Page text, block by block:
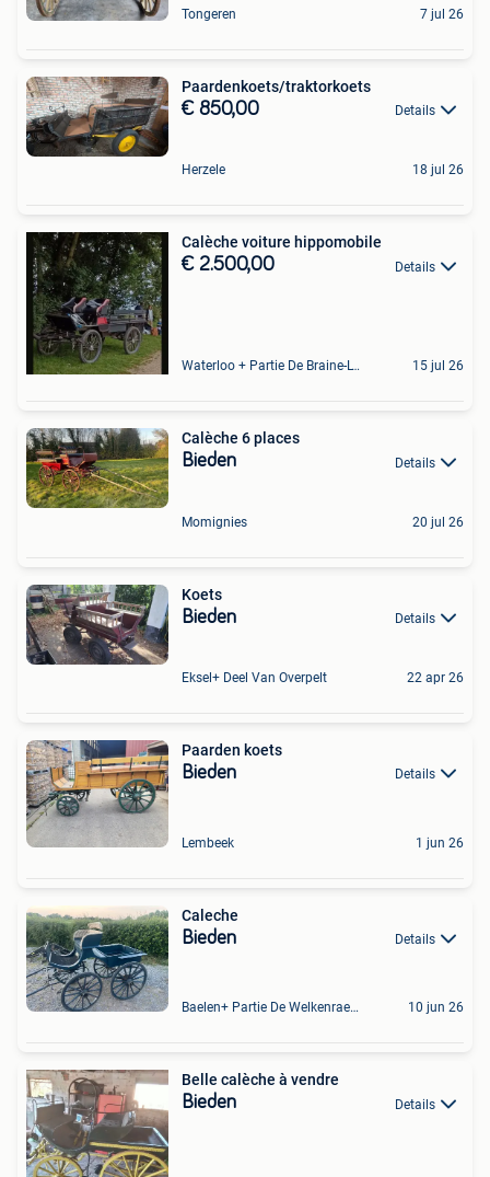
Tongeren 7 jul 26
Paardenkoets/traktorkoets
€ 850,00 Details
Herzele 18 jul 26
Calèche voiture hippomobile
€ 2.500,00 Details
Waterloo + Partie De Braine-L'Alleud, De Ohain 15 jul 26
Calèche 6 places
Bieden Details
Momignies 20 jul 26
Koets
Bieden Details
Eksel+ Deel Van Overpelt 22 apr 26
Paarden koets
Bieden Details
Lembeek 1 jun 26
Caleche
Bieden Details
Baelen+ Partie De Welkenraedt 10 jun 26
Belle calèche à vendre
Bieden Details